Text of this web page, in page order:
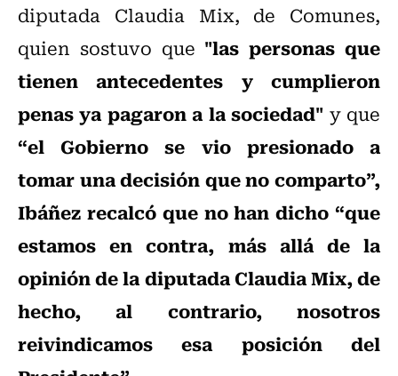
diputada Claudia Mix, de Comunes,
quien sostuvo que "las personas que
tienen antecedentes y cumplieron
penas ya pagaron a la sociedad" y que
“el Gobierno se vio presionado a
tomar una decisión que no comparto”,
Ibáñez recalcó que no han dicho “que
estamos en contra, más allá de la
opinión de la diputada Claudia Mix, de
hecho, al contrario, nosotros
reivindicamos esa posición del